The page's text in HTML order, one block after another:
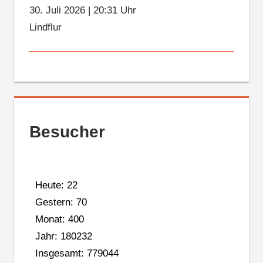
30. Juli 2026| 20:31 Uhr
Lindflur
Besucher
Heute: 22
Gestern: 70
Monat: 400
Jahr: 180232
Insgesamt: 779044